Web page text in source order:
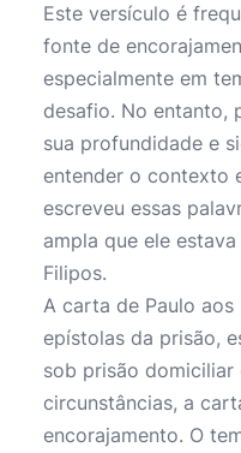
Este versículo é
fonte de
especialmente em
desafio. No entanto,
sua profundidade e
entender o contexto
escreveu essas
ampla que ele
Filipos.
A carta de Paulo aos
epístolas da prisão,
sob prisão domiciliar
circunstâncias, a
encorajamento. O